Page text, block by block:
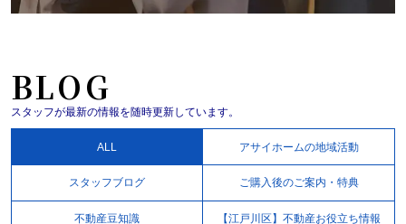
BLOG
スタッフが最新の情報を随時更新しています。
ALL アサイホームの地域活動
スタッフブログ ご購入後のご案内・特典
不動産豆知識 【江戸川区】不動産お役立ち情報